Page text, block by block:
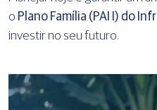
o Plano Família (PAI I) do
investir no seu futuro.